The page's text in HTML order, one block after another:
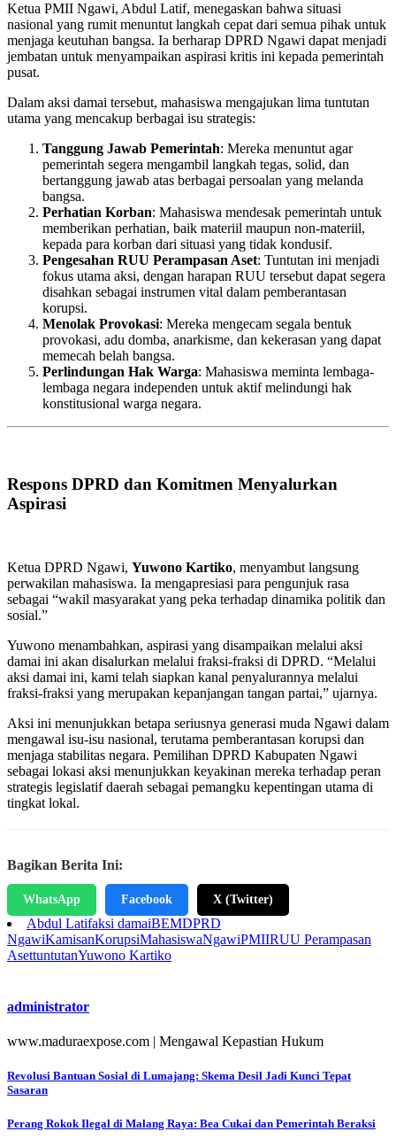
Ketua PMII Ngawi, Abdul Latif, menegaskan bahwa situasi
nasional yang rumit menuntut langkah cepat dari semua pihak untuk
menjaga keutuhan bangsa. Ia berharap DPRD Ngawi dapat menjadi
jembatan untuk menyampaikan aspirasi kritis ini kepada pemerintah
pusat.
Dalam aksi damai tersebut, mahasiswa mengajukan lima tuntutan
utama yang mencakup berbagai isu strategis:
Tanggung Jawab Pemerintah: Mereka menuntut agar
pemerintah segera mengambil langkah tegas, solid, dan
bertanggung jawab atas berbagai persoalan yang melanda
bangsa.
Perhatian Korban: Mahasiswa mendesak pemerintah untuk
memberikan perhatian, baik materiil maupun non-materiil,
kepada para korban dari situasi yang tidak kondusif.
Pengesahan RUU Perampasan Aset: Tuntutan ini menjadi
fokus utama aksi, dengan harapan RUU tersebut dapat segera
disahkan sebagai instrumen vital dalam pemberantasan
korupsi.
Menolak Provokasi: Mereka mengecam segala bentuk
provokasi, adu domba, anarkisme, dan kekerasan yang dapat
memecah belah bangsa.
Perlindungan Hak Warga: Mahasiswa meminta lembaga-
lembaga negara independen untuk aktif melindungi hak
konstitusional warga negara.
Respons DPRD dan Komitmen Menyalurkan
Aspirasi
Ketua DPRD Ngawi, Yuwono Kartiko, menyambut langsung
perwakilan mahasiswa. Ia mengapresiasi para pengunjuk rasa
sebagai “wakil masyarakat yang peka terhadap dinamika politik dan
sosial.”
Yuwono menambahkan, aspirasi yang disampaikan melalui aksi
damai ini akan disalurkan melalui fraksi-fraksi di DPRD. “Melalui
aksi damai ini, kami telah siapkan kanal penyalurannya melalui
fraksi-fraksi yang merupakan kepanjangan tangan partai,” ujarnya.
Aksi ini menunjukkan betapa seriusnya generasi muda Ngawi dalam
mengawal isu-isu nasional, terutama pemberantasan korupsi dan
menjaga stabilitas negara. Pemilihan DPRD Kabupaten Ngawi
sebagai lokasi aksi menunjukkan keyakinan mereka terhadap peran
strategis legislatif daerah sebagai pemangku kepentingan utama di
tingkat lokal.
Bagikan Berita Ini:
WhatsApp Facebook X (Twitter)
Abdul Latifaksi damaiBEMDPRD
NgawiKamisanKorupsiMahasiswaNgawiPMIIRUU Perampasan
AsettuntutanYuwono Kartiko
administrator
www.maduraexpose.com | Mengawal Kepastian Hukum
Navigasi
Revolusi Bantuan Sosial di Lumajang: Skema Desil Jadi Kunci Tepat
Sasaran
Perang Rokok Ilegal di Malang Raya: Bea Cukai dan Pemerintah Beraksi